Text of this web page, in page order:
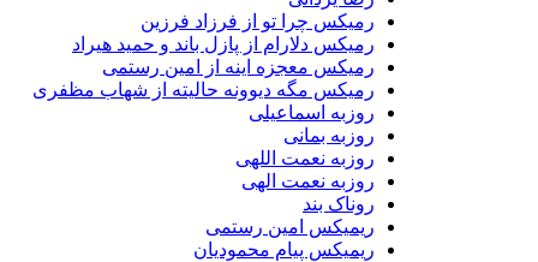
رمیکس چرا تو از فرزاد فرزین
رمیکس دلارام از پازل باند و حمید هیراد
رمیکس معجزه اینه از امین رستمی
رمیکس مگه دیوونه حالیته از شهاب مظفری
روزبه اسماعیلی
روزبه بمانی
روزبه نعمت اللهی
روزبه نعمت الهی
روناک بند
ریمیکس امین رستمی
ریمیکس پیام محمودیان